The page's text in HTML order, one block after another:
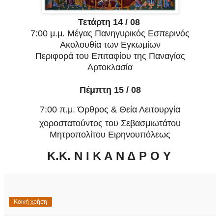
Τετάρτη 14 / 08
7:00 μ.μ. Μέγας Πανηγυρικός Εσπερινός
Ακολουθία των Εγκωμίων
Περιφορά του Επιταφίου της Παναγίας
Αρτοκλασία
Πέμπτη 15 / 08
7:00 π.μ. Όρθρος & Θεία Λειτουργία
χοροστατούντος του Σεβασμιωτάτου
Μητροπολίτου Ειρηνουπόλεως
Κ.Κ. Ν Ι Κ Α Ν Δ Ρ Ο Υ
Κοινή χρήση